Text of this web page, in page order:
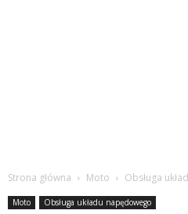
Strona główna Moto Obsługa
Moto Obsługa układu napędowego